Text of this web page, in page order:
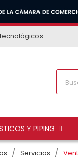
Y PIPING
Servicios